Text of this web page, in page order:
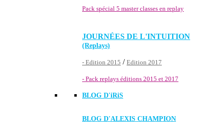
Pack spécial 5 master classes en replay
JOURNÉES DE L'INTUITION
(Replays)
- Edition 2015 / Edition 2017
- Pack replays éditions 2015 et 2017
BLOG D'iRiS
BLOG D'ALEXIS CHAMPION